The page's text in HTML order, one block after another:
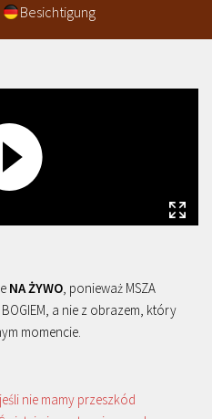
Besichtigung
NA ŻYWO, ponieważ MSZA
BOGIEM, a nie z obrazem, który
momencie.
jeśli nie mamy przeszkód